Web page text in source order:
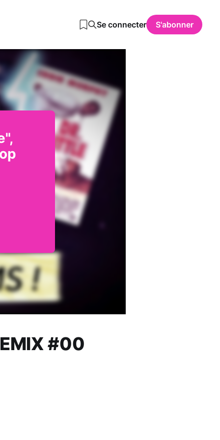
Se connecter S'abonner
#00